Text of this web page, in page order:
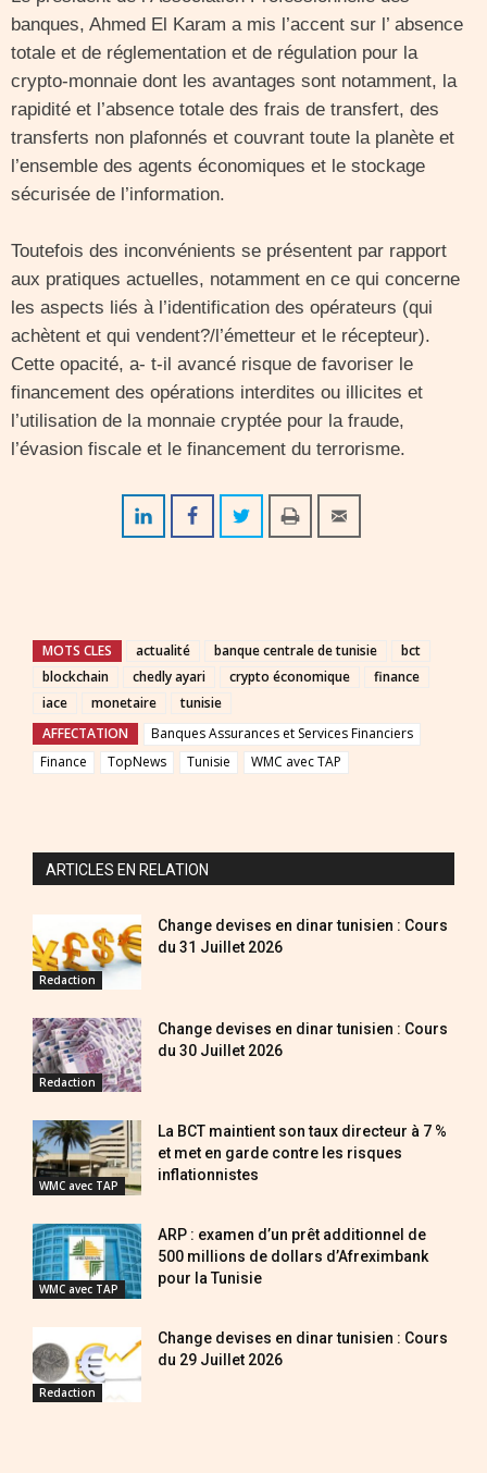
banques, Ahmed El Karam a mis l’accent sur l’ absence
totale et de réglementation et de régulation pour la
crypto-monnaie dont les avantages sont notamment, la
rapidité et l’absence totale des frais de transfert, des
transferts non plafonnés et couvrant toute la planète et
l’ensemble des agents économiques et le stockage
sécurisée de l’information.
Toutefois des inconvénients se présentent par rapport
aux pratiques actuelles, notamment en ce qui concerne
les aspects liés à l’identification des opérateurs (qui
achètent et qui vendent?/l’émetteur et le récepteur).
Cette opacité, a- t-il avancé risque de favoriser le
financement des opérations interdites ou illicites et
l’utilisation de la monnaie cryptée pour la fraude,
l’évasion fiscale et le financement du terrorisme.
MOTS CLES actualité banque centrale de tunisie
bct
blockchain
chedly ayari crypto économique
finance
iace
monetaire
tunisie
AFFECTATION
Banques Assurances et Services Financiers
Finance
TopNews Tunisie WMC avec TAP
ARTICLES EN RELATION
Redaction
Change devises en dinar tunisien : Cours
du 31 Juillet 2026
Redaction
Change devises en dinar tunisien : Cours
du 30 Juillet 2026
WMC avec TAP
La BCT maintient son taux directeur à 7 %
et met en garde contre les risques
inflationnistes
WMC avec TAP
ARP : examen d’un prêt additionnel de
500 millions de dollars d’Afreximbank
pour la Tunisie
Redaction
Change devises en dinar tunisien : Cours
du 29 Juillet 2026